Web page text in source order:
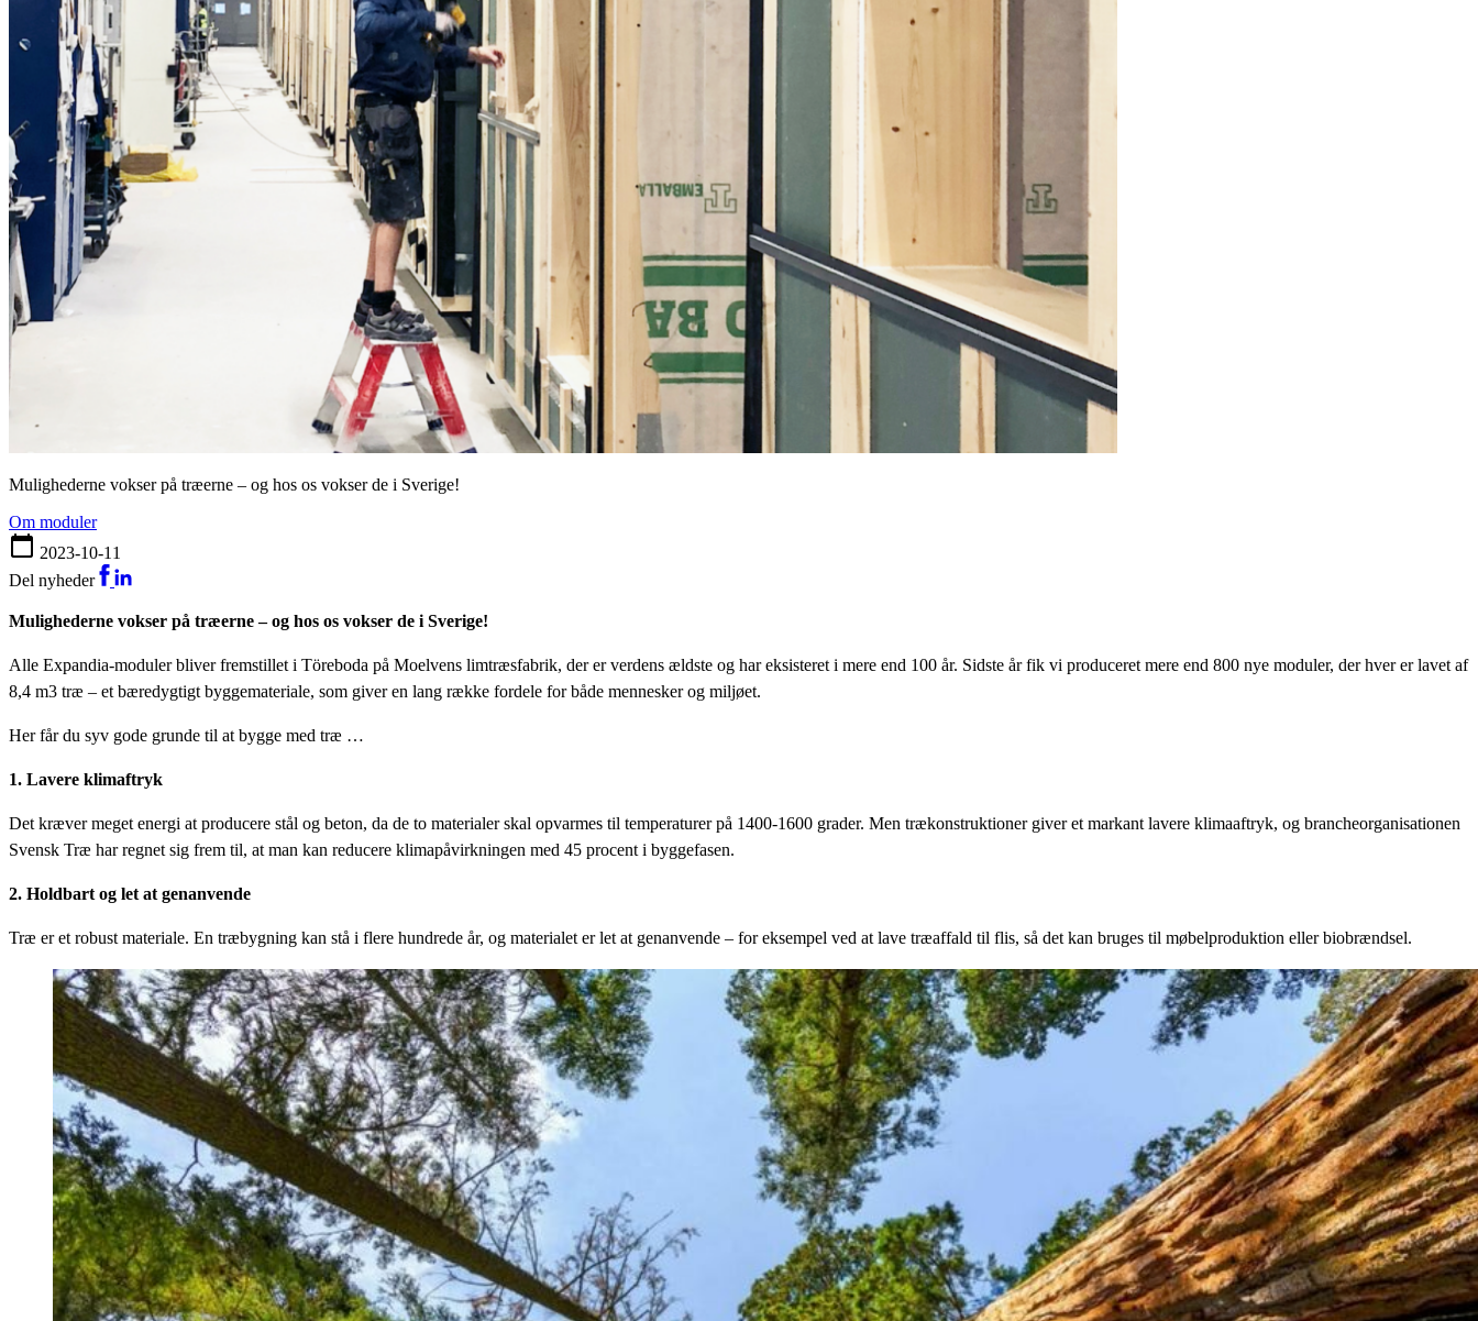
Mulighederne vokser på træerne – og hos os vokser de i Sverige!
om moduler
2023-10-11
Del nyheder
Mulighederne vokser på træerne – og hos os vokser de i Sverige!
Alle Expandia-moduler bliver fremstillet i Töreboda på Moelvens limtræsfabrik, der er verdens ældste og har eksisteret i mere end 100 år. Sidste år fik vi produceret mere end 800 nye moduler, der hver er lavet af
8,4 m3 træ – et bæredygtigt byggemateriale, som giver en lang række fordele for både mennesker og miljøet.
Her får du syv gode grunde til at bygge med træ …
1. Lavere klimaftryk
Det kræver meget energi at producere stål og beton, da de to materialer skal opvarmes til temperaturer på 1400-1600 grader. Men trækonstruktioner giver et markant lavere klimaaftryk, og brancheorganisationen
Svensk Træ har regnet sig frem til, at man kan reducere klimapåvirkningen med 45 procent i byggefasen.
2. Holdbart og let at genanvende
Træ er et robust materiale. En træbygning kan stå i flere hundrede år, og materialet er let at genanvende – for eksempel ved at lave træaffald til flis, så det kan bruges til møbelproduktion eller biobrændsel.